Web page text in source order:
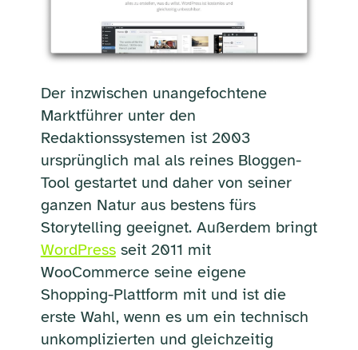
Der inzwischen unangefochtene
Marktführer unter den
Redaktionssystemen ist 2003
ursprünglich mal als reines Bloggen-
Tool gestartet und daher von seiner
ganzen Natur aus bestens fürs
Storytelling geeignet. Außerdem bringt
WordPressseit 2011 mit
WooCommerce seine eigene
Shopping-Plattform mit und ist die
erste Wahl, wenn es um ein technisch
unkomplizierten und gleichzeitig